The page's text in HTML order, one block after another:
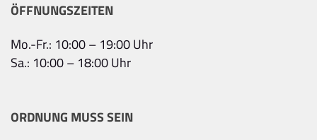
ÖFFNUNGSZEITEN
Mo.-Fr.: 10:00 – 19:00 Uhr
Sa.: 10:00 – 18:00 Uhr
ORDNUNG MUSS SEIN